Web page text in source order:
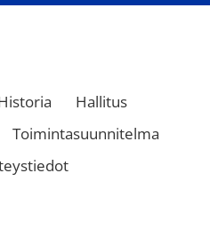
Hallitus
Toimintasuunnitelma